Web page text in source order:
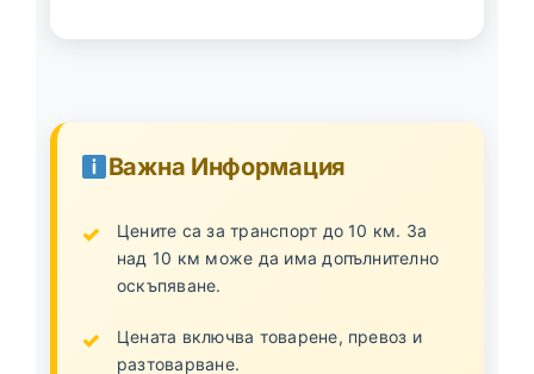
Важна Информация
Цените са за транспорт до 10 км. За
над 10 км може да има допълнително
оскъпяване.
Цената включва товарене, превоз и
разтоварване.